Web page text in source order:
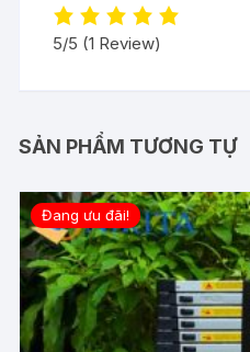
5/5 (1 Review)
SẢN PHẨM TƯƠNG TỰ
Đang ưu đãi!